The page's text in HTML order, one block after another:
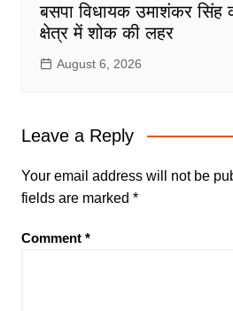
बसपा विधायक उमाशंकर सिंह
क्षेत्र में शोक की लहर
August 6, 2026
Leave a Reply
Your email address will not be
fields are marked *
Comment *